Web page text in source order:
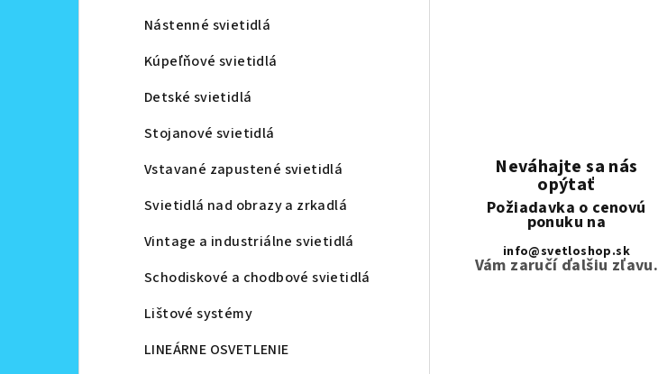
Nástenné svietidlá
Kúpeľňové svietidlá
Detské svietidlá
Stojanové svietidlá
Vstavané zapustené svietidlá
Svietidlá nad obrazy a zrkadlá
Vintage a industriálne svietidlá
Schodiskové a chodbové svietidlá
Lištové systémy
LINEÁRNE OSVETLENIE
Neváhajte sa nás
opýtať
Požiadavka o cenovú
ponuku na
info@svetloshop.sk
Vám zaručí ďalšiu zľavu.